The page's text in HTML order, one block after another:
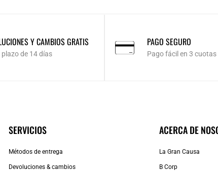
Y CAMBIOS GRATIS
plazo de 14 días
PAGO SEGURO
Pago fácil en 3
SERVICIOS
Métodos de entrega
Devoluciones & cambios
ACERCA DE
La Gran Causa
B Corp